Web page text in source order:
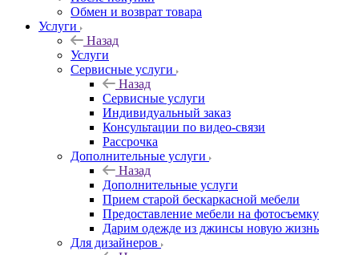
Обмен и возврат товара
Услуги
Назад
Услуги
Сервисные услуги
Назад
Сервисные услуги
Индивидуальный заказ
Консультации по видео-связи
Рассрочка
Дополнительные услуги
Назад
Дополнительные услуги
Прием старой бескаркасной мебели
Предоставление мебели на фотосъемку
Дарим одежде из джинсы новую жизнь
Для дизайнеров